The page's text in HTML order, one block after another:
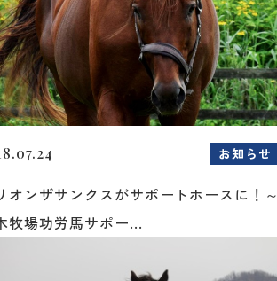
お知らせ
オンザサンクスがサポートホースに！～
牧場功労馬サポー...